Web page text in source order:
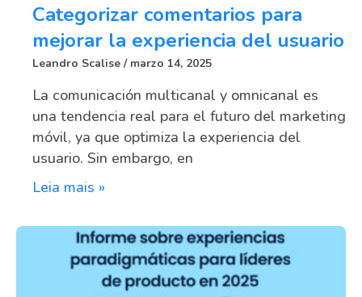
Categorizar comentarios para
mejorar la experiencia del usuario
Leandro Scalise marzo 14, 2025
La comunicación multicanal y omnicanal es
una tendencia real para el futuro del marketing
móvil, ya que optimiza la experiencia del
usuario. Sin embargo, en
Leia mais »